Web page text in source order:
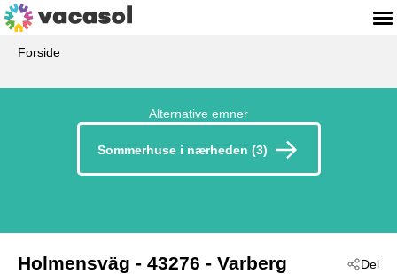
Forside
Alternative emner
Sommerhuse i nærheden (3)
Del
Holmensväg - 43276 - Varberg